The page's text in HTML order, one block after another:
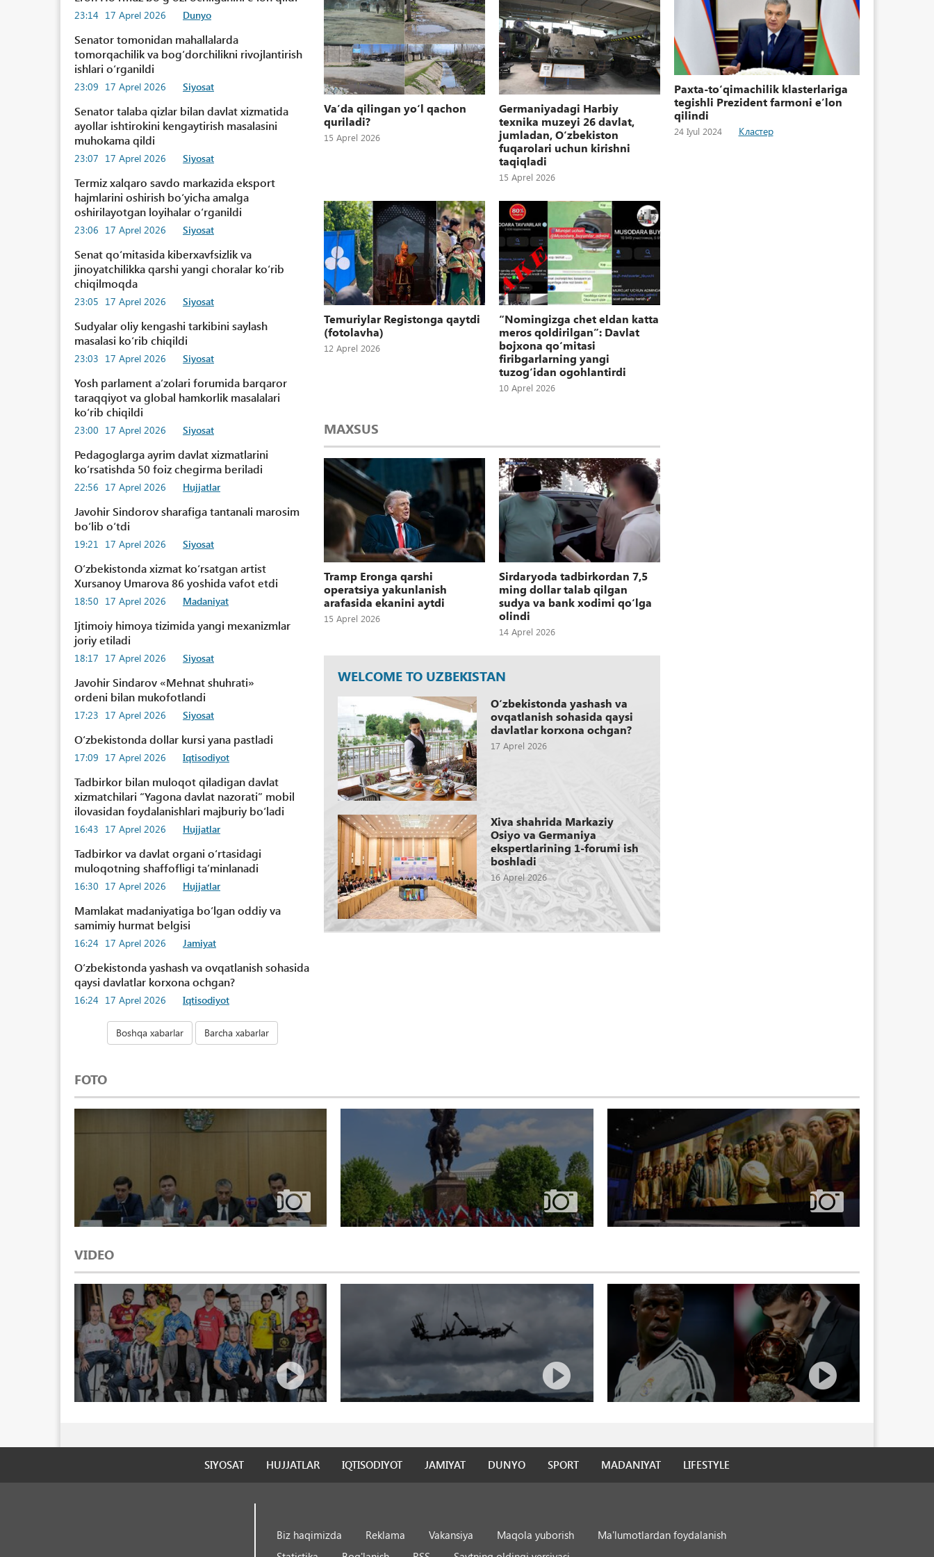
23:14 17 Aprel 2026 Dunyo
Senator tomonidan mahallalarda
tomorqachilik va bogʻdorchilikni rivojlantirish
ishlari oʻrganildi
23:09 17 Aprel 2026 Siyosat
Senator talaba qizlar bilan davlat xizmatida
ayollar ishtirokini kengaytirish masalasini
muhokama qildi
23:07 17 Aprel 2026 Siyosat
Termiz xalqaro savdo markazida eksport
hajmlarini oshirish boʻyicha amalga
oshirilayotgan loyihalar oʻrganildi
23:06 17 Aprel 2026 Siyosat
Senat qoʻmitasida kiberxavfsizlik va
jinoyatchilikka qarshi yangi choralar koʻrib
chiqilmoqda
23:05 17 Aprel 2026 Siyosat
Sudyalar oliy kengashi tarkibini saylash
masalasi koʻrib chiqildi
23:03 17 Aprel 2026 Siyosat
Yosh parlament aʼzolari forumida barqaror
taraqqiyot va global hamkorlik masalalari
koʻrib chiqildi
23:00 17 Aprel 2026 Siyosat
Pedagoglarga ayrim davlat xizmatlarini
koʻrsatishda 50 foiz chegirma beriladi
22:56 17 Aprel 2026 Hujjatlar
Javohir Sindorov sharafiga tantanali marosim
boʻlib oʻtdi
19:21 17 Aprel 2026 Siyosat
Oʻzbekistonda xizmat koʻrsatgan artist
Xursanoy Umarova 86 yoshida vafot etdi
18:50 17 Aprel 2026 Madaniyat
Ijtimoiy himoya tizimida yangi mexanizmlar
joriy etiladi
18:17 17 Aprel 2026 Siyosat
Javohir Sindarov «Mehnat shuhrati»
ordeni bilan mukofotlandi
17:23 17 Aprel 2026 Siyosat
Oʻzbekistonda dollar kursi yana pastladi
17:09 17 Aprel 2026 Iqtisodiyot
Tadbirkor bilan muloqot qiladigan davlat
xizmatchilari “Yagona davlat nazorati” mobil
ilovasidan foydalanishlari majburiy boʻladi
16:43 17 Aprel 2026 Hujjatlar
Tadbirkor va davlat organi oʻrtasidagi
muloqotning shaffofligi taʼminlanadi
16:30 17 Aprel 2026 Hujjatlar
Mamlakat madaniyatiga boʻlgan oddiy va
samimiy hurmat belgisi
16:24 17 Aprel 2026 Jamiyat
Oʻzbekistonda yashash va ovqatlanish sohasida
qaysi davlatlar korxona ochgan?
16:24 17 Aprel 2026 Iqtisodiyot
Boshqa xabarlar Barcha xabarlar
Vaʼda qilingan yoʻl qachon
quriladi?
15 Aprel 2026
Germaniyadagi Harbiy
texnika muzeyi 26 davlat,
jumladan, Oʻzbekiston
fuqarolari uchun kirishni
taqiqladi
15 Aprel 2026
Temuriylar Registonga qaytdi
(fotolavha)
12 Aprel 2026
“Nomingizga chet eldan katta
meros qoldirilgan”: Davlat
bojxona qoʻmitasi
firibgarlarning yangi
tuzogʻidan ogohlantirdi
10 Aprel 2026
MAXSUS
Tramp Eronga qarshi
operatsiya yakunlanish
arafasida ekanini aytdi
15 Aprel 2026
Sirdaryoda tadbirkordan 7,5
ming dollar talab qilgan
sudya va bank xodimi qoʻlga
olindi
14 Aprel 2026
WELCOME TO UZBEKISTAN
Oʻzbekistonda yashash va
ovqatlanish sohasida qaysi
davlatlar korxona ochgan?
17 Aprel 2026
Xiva shahrida Markaziy
Osiyo va Germaniya
ekspertlarining 1-forumi ish
boshladi
16 Aprel 2026
Paxta-toʻqimachilik klasterlariga
tegishli Prezident farmoni eʼlon
qilindi
24 Iyul 2024 Кластер
FOTO
VIDEO
SIYOSAT HUJJATLAR IQTISODIYOT JAMIYAT DUNYO SPORT MADANIYAT LIFESTYLE
Biz haqimizda Reklama Vakansiya Maqola yuborish
Ma'lumotlardan foydalanish